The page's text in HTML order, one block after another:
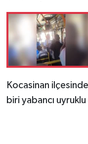
Kocasinan
biri yabancı uyruklu